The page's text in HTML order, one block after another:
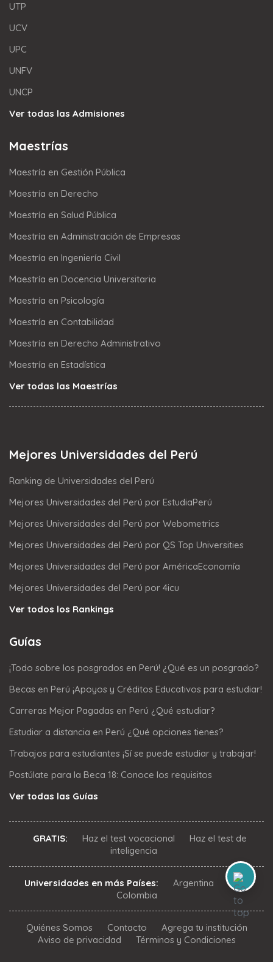
UTP
UCV
UPC
UNFV
UNCP
Ver todas las Admisiones
Maestrías
Maestría en Gestión Pública
Maestría en Derecho
Maestría en Salud Pública
Maestría en Administración de Empresas
Maestría en Ingeniería Civil
Maestría en Docencia Universitaria
Maestría en Psicología
Maestría en Contabilidad
Maestría en Derecho Administrativo
Maestría en Estadística
Ver todas las Maestrías
Mejores Universidades del Perú
Ranking de Universidades del Perú
Mejores Universidades del Perú por EstudiaPerú
Mejores Universidades del Perú por Webometrics
Mejores Universidades del Perú por QS Top Universities
Mejores Universidades del Perú por AméricaEconomía
Mejores Universidades del Perú por 4icu
Ver todos los Rankings
Guías
¡Todo sobre los posgrados en Perú! ¿Qué es un posgrado?
Becas en Perú ¡Apoyos y Créditos Educativos para estudiar!
Carreras Mejor Pagadas en Perú ¿Qué estudiar?
Estudiar a distancia en Perú ¿Qué opciones tienes?
Trabajos para estudiantes ¡Sí se puede estudiar y trabajar!
Postúlate para la Beca 18: Conoce los requisitos
Ver todas las Guías
GRATIS: Haz el test vocacional
Haz el test de
inteligencia
Universidades en más Países: Argentina
Chile
Colombia
Quiénes Somos Contacto
Agrega tu institución
Aviso de privacidad
Términos y Condiciones